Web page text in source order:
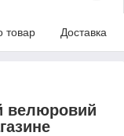
товар Доставка
велюровий